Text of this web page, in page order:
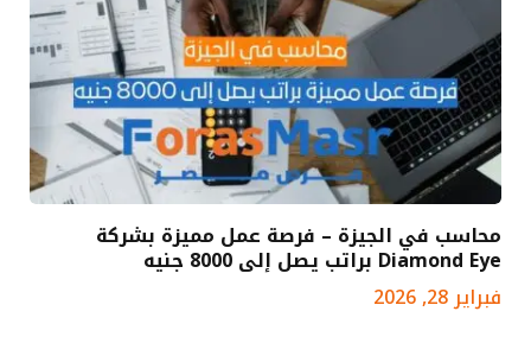
محاسب في الجيزة – فرصة عمل مميزة بشركة
Diamond Eye براتب يصل إلى 8000 جنيه
فبراير 28, 2026